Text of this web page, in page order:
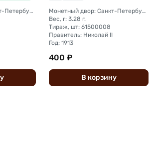
Монетный двор: Санкт-Петербургский монетный двор
Монетный двор: Санкт-Петербургский монетный двор
Вес, г: 3.28 г.
Тираж, шт: 61500008
Правитель: Николай II
Год: 1913
400 ₽
В корзину